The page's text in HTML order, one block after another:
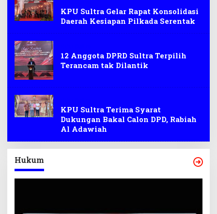
KPU Sultra Gelar Rapat Konsolidasi
Daerah Kesiapan Pilkada Serentak
12 Anggota DPRD Sultra Terpilih
Terancam tak Dilantik
KPU Sultra Terima Syarat
Dukungan Bakal Calon DPD, Rabiah
Al Adawiah
Hukum